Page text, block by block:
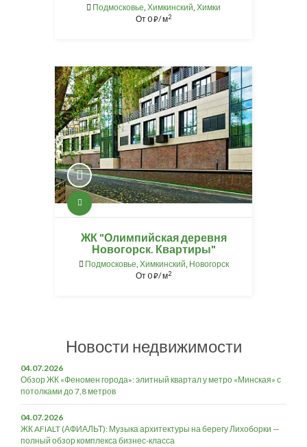
Подмосковье, Химкинский, Химки
От0⃏/ м2
ЖК "Олимпийская деревня
Новогорск. Квартиры"
Подмосковье, Химкинский, Новогорск
От0⃏/ м2
Новости недвижимости
04.07.2026
Обзор ЖК «Феномен города»: элитный квартал у метро «Минская» с
потолками до 7,8 метров
04.07.2026
ЖК AFIALT (АФИАЛЬТ): Музыка архитектуры на берегу Лихоборки —
полный обзор комплекса бизнес-класса